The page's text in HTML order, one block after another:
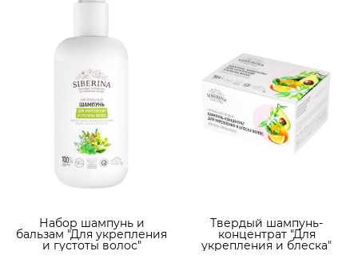
Набор шампунь и
бальзам "Для укрепления
и густоты волос"
Твердый шампунь-
концентрат "Для
укрепления и блеска"